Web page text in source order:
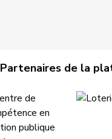
Partenaires de la